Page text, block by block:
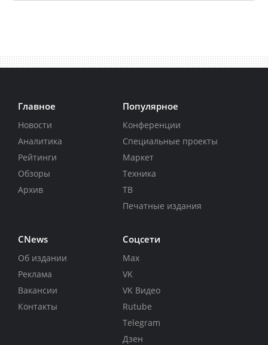
Главное
Новости
Аналитика
Рейтинги
Обзоры
Архив
Популярное
Конференции
Специальные проекты
Маркет
Техника
ТВ
Печатные издания
CNews
Об издании
Реклама
Вакансии
Контакты
Соцсети
Max
VK
VK Видео
Rutube
Telegram
Дзен